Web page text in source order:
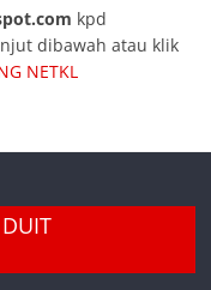
kpd
dibawah atau klik
NETKL